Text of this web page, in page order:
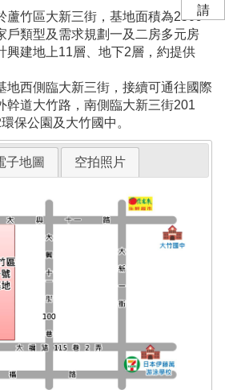
蘆竹區大新三街，基地面積為2509
戶類型及需求規劃一及二房多元房
興建地上11層、地下2層，約提供
地西側臨大新三街，接續可通往國際
幹道大竹路，南側臨大新三街201
保公園及大竹國中。
子地圖 空拍照片
請